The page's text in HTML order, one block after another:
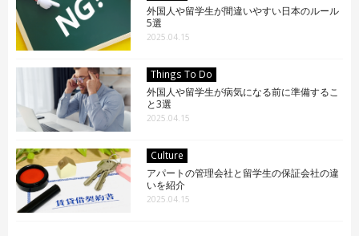
外国人や留学生が間違いやすい日本のルール
5選
2025.04.15
Things To Do
外国人や留学生が病気になる前に準備するこ
と3選
2025.04.15
Culture
アパートの管理会社と留学生の保証会社の違
いを紹介
2025.04.15